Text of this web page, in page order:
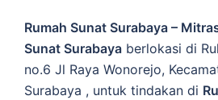
Rumah Sunat Surabaya –
Sunat Surabaya berlokasi di
no.6 Jl Raya Wonorejo,
Surabaya , untuk tindakan di